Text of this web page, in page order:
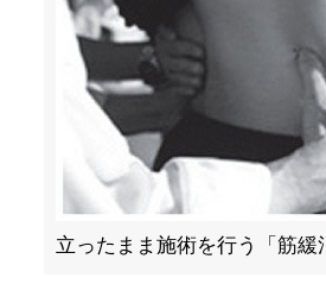
立ったまま施術を行う「筋緩